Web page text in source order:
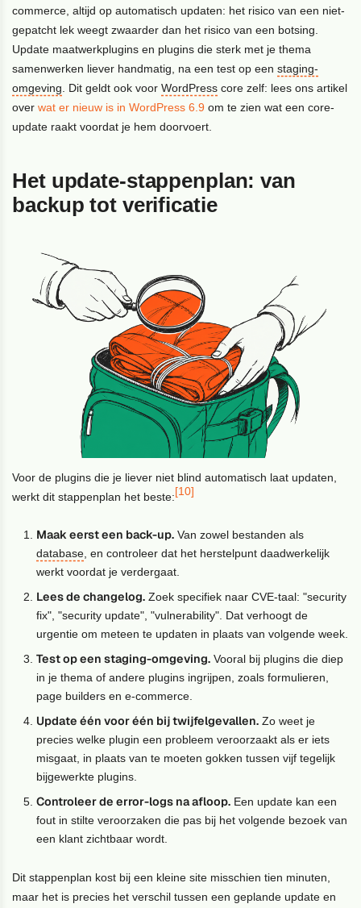
commerce, altijd op automatisch updaten: het risico van een niet-
gepatcht lek weegt zwaarder dan het risico van een botsing.
Update maatwerkplugins en plugins die sterk met je thema
samenwerken liever handmatig, na een test op eenstaging-
omgeving. Dit geldt ook voorWordPress core zelf: lees ons artikel
overwat er nieuw is in WordPress 6.9 om te zien wat een core-
update raakt voordat je hem doorvoert.
Het update-stappenplan: van
backup tot verificatie
Voor de plugins die je liever niet blind automatisch laat updaten,
werkt dit stappenplan het beste:[10]
Maak eerst een back-up. Van zowel bestanden als
database , en controleer dat het herstelpunt daadwerkelijk
werkt voordat je verdergaat.
Lees de changelog. Zoek specifiek naar CVE-taal: "security
fix", "security update", "vulnerability". Dat verhoogt de
urgentie om meteen te updaten in plaats van volgende week.
Test op een staging-omgeving. Vooral bij plugins die diep
in je thema of andere plugins ingrijpen, zoals formulieren,
page builders en e-commerce.
Update één voor één bij twijfelgevallen. Zo weet je
precies welke plugin een probleem veroorzaakt als er iets
misgaat, in plaats van te moeten gokken tussen vijf tegelijk
bijgewerkte plugins.
Controleer de error-logs na afloop. Een update kan een
fout in stilte veroorzaken die pas bij het volgende bezoek van
een klant zichtbaar wordt.
Dit stappenplan kost bij een kleine site misschien tien minuten,
maar het is precies het verschil tussen een geplande update en